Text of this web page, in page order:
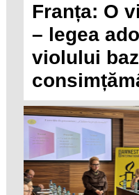
Franța: O
– legea
violului